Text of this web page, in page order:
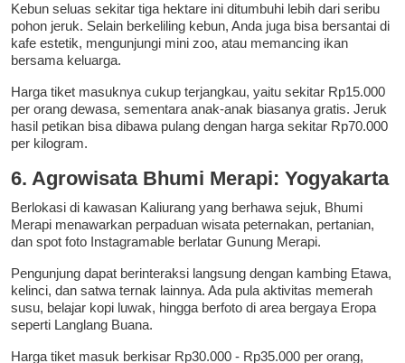
Kebun seluas sekitar tiga hektare ini ditumbuhi lebih dari seribu
pohon jeruk. Selain berkeliling kebun, Anda juga bisa bersantai di
kafe estetik, mengunjungi mini zoo, atau memancing ikan
bersama keluarga.
Harga tiket masuknya cukup terjangkau, yaitu sekitar Rp15.000
per orang dewasa, sementara anak-anak biasanya gratis. Jeruk
hasil petikan bisa dibawa pulang dengan harga sekitar Rp70.000
per kilogram.
6. Agrowisata Bhumi Merapi: Yogyakarta
Berlokasi di kawasan Kaliurang yang berhawa sejuk, Bhumi
Merapi menawarkan perpaduan wisata peternakan, pertanian,
dan spot foto Instagramable berlatar Gunung Merapi.
Pengunjung dapat berinteraksi langsung dengan kambing Etawa,
kelinci, dan satwa ternak lainnya. Ada pula aktivitas memerah
susu, belajar kopi luwak, hingga berfoto di area bergaya Eropa
seperti Langlang Buana.
Harga tiket masuk berkisar Rp30.000 - Rp35.000 per orang,